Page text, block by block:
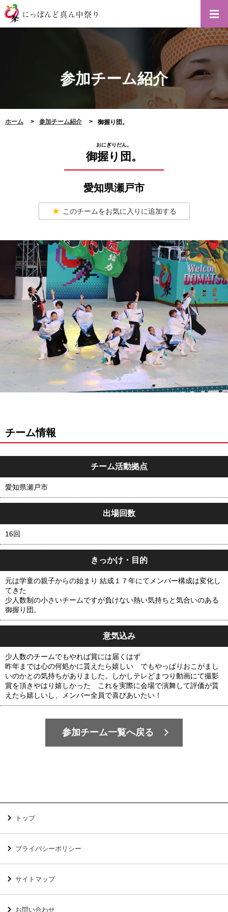
参加チーム紹介
ホーム 参加チーム紹介 御握り団。
御握り団。
おにぎりだん。
愛知県瀬戸市
このチームをお気に入りに追加する
チーム情報
チーム活動拠点
愛知県瀬戸市
出場回数
16回
きっかけ・目的
元は学童の親子からの始まり 結成１７年にてメンバー構成は変化し
てきた
少人数制の小さいチームですが負けない熱い気持ちと気合いのある
御握り団。
意気込み
少人数のチームでもやれば賞には届くはず
昨年までは心の何処かに貰えたら嬉しい でもやっぱりおこがまし
いのかとの気持ちがありました。しかしテレどまつり動画にて撮影
賞を頂きやはり嬉しかった これを実際に会場で演舞して評価が貰
えたら嬉しいし、メンバー全員で喜びあいたい！
参加チーム一覧へ戻る
トップ
プライバシーポリシー
サイトマップ
お問い合わせ